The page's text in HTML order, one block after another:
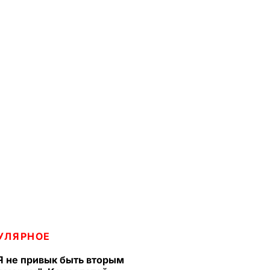
не привык быть вторым